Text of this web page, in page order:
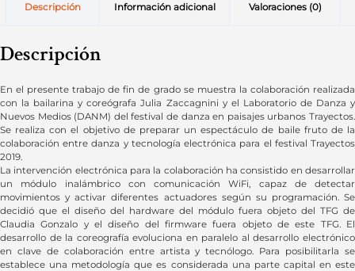
Descripción Información adicional Valoraciones (0)
Descripción
En el presente trabajo de fin de grado se muestra la colaboración realizada
con la bailarina y coreógrafa Julia Zaccagnini y el Laboratorio de Danza y
Nuevos Medios (DANM) del festival de danza en paisajes urbanos Trayectos.
Se realiza con el objetivo de preparar un espectáculo de baile fruto de la
colaboración entre danza y tecnología electrónica para el festival Trayectos
2019.
La intervención electrónica para la colaboración ha consistido en desarrollar
un módulo inalámbrico con comunicación WiFi, capaz de detectar
movimientos y activar diferentes actuadores según su programación. Se
decidió que el diseño del hardware del módulo fuera objeto del TFG de
Claudia Gonzalo y el diseño del firmware fuera objeto de este TFG. El
desarrollo de la coreografía evoluciona en paralelo al desarrollo electrónico
en clave de colaboración entre artista y tecnólogo. Para posibilitarla se
establece una metodología que es considerada una parte capital en este